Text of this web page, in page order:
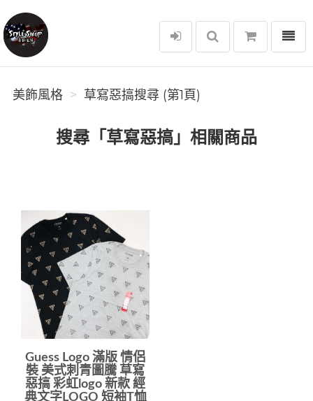
美飾風格
選單
美飾風格 草寫惡搞搜尋 (第1頁)
搜尋「草寫惡搞」相關商品
Guess Logo 滿版 情侶
裝 美式刺青圖騰 草寫
惡搞 彩虹logo 新款 經
典文字LOGO 短袖T恤